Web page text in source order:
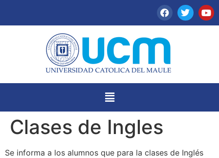
Clases de Ingles
Se informa a los alumnos que para la clases de Inglés